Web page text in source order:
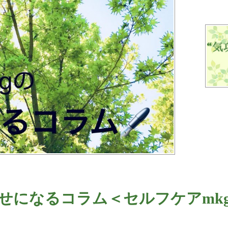
になるコラム＜セルフケア